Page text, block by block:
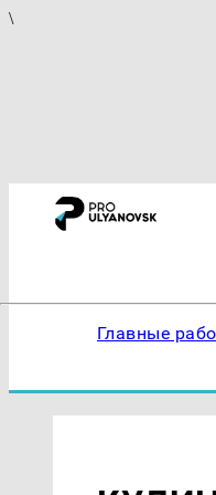
\
Главные